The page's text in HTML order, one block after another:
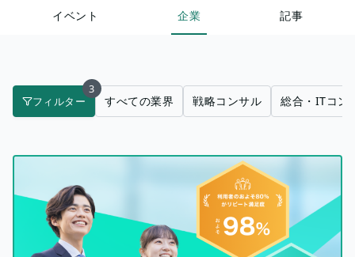
イベント 企業 記事
フィルター
3
すべての業界 戦略コンサル 総合・ITコン